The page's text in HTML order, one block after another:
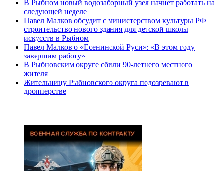
В Рыбном новый водозаборный узел начнет работать на
следующей неделе
Павел Малков обсудит с министерством культуры РФ
строительство нового здания для детской школы
искусств в Рыбном
Павел Малков о «Есенинской Руси»: «В этом году
завершим работу»
В Рыбновским округе сбили 90-летнего местного
жителя
Жительницу Рыбновского округа подозревают в
дропперстве